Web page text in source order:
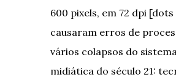
600 pixels, em 72 dpi
causaram erros de
vários colapsos do
midiática do século 21: